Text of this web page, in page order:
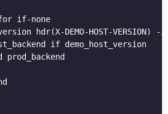
if-none
hdr(X-DEMO-HOST-VERSION) -i
if demo_host_version
prod_backend